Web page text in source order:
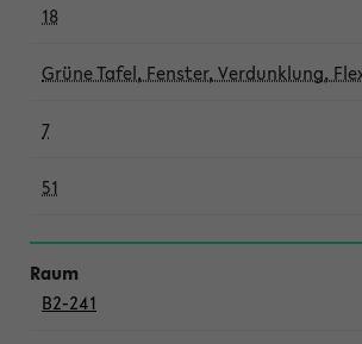
18
Grüne Tafel, Fenster, Verdunklung,
7
51
B2-241